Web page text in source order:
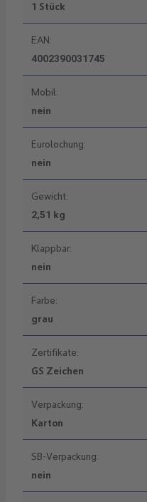
1 Stück
EAN:
4002390031745
Mobil:
nein
Eurolochung:
nein
Gewicht:
2,51 kg
Klappbar:
nein
Farbe:
grau
Zertifikate:
GS Zeichen
Verpackung:
Karton
SB-Verpackung:
nein